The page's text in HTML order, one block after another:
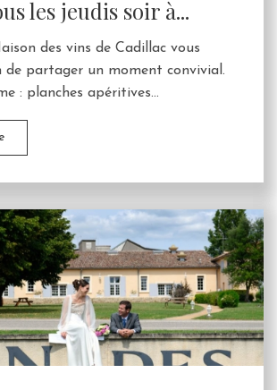
les jeudis soir à...
des vins de Cadillac vous
de partager un moment convivial.
: planches apéritives...